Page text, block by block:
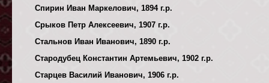
Спирин Иван Маркелович, 1894 г.р.
Срыков Петр Алексеевич, 1907 г.р.
Стальнов Иван Иванович, 1890 г.р.
Стародубец Константин Артемьевич, 1902 г.р.
Старцев Василий Иванович, 1906 г.р.